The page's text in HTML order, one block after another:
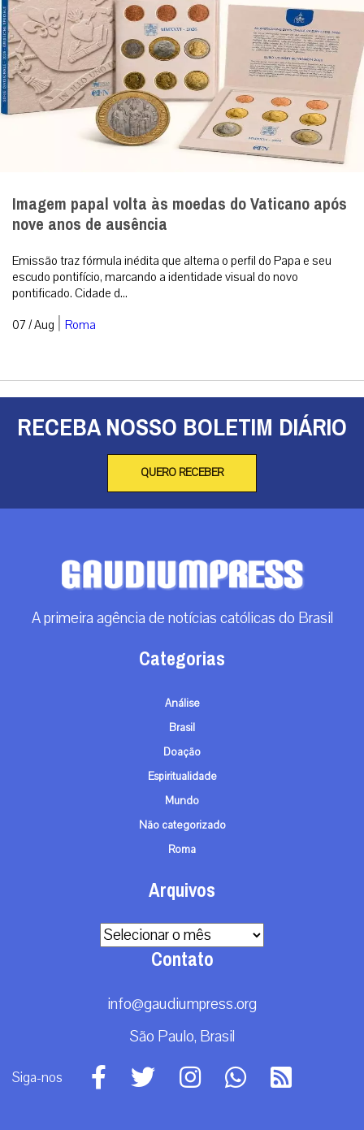
Imagem papal volta às moedas do Vaticano após
nove anos de ausência
Emissão traz fórmula inédita que alterna o perfil do Papa e seu
escudo pontifício, marcando a identidade visual do novo
pontificado. Cidade d...
07 / Aug | Roma
RECEBA NOSSO BOLETIM DIÁRIO
QUERO RECEBER
A primeira agência de notícias católicas do Brasil
Categorias
Análise
Brasil
Doação
Espiritualidade
Mundo
Não categorizado
Roma
Arquivos
Arquivos
Contato
info@gaudiumpress.org
São Paulo, Brasil
Siga-nos